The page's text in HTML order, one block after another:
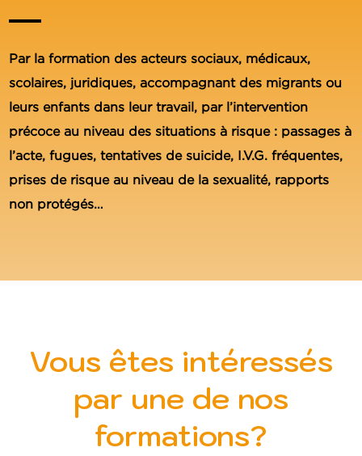
Par la formation des acteurs sociaux, médicaux,
scolaires, juridiques, accompagnant des migrants ou
leurs enfants dans leur travail, par l’intervention
précoce au niveau des situations à risque : passages à
l’acte, fugues, tentatives de suicide, I.V.G. fréquentes,
prises de risque au niveau de la sexualité, rapports
non protégés…
Vous êtes intéressés
par une de nos
formations?